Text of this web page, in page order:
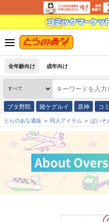
全年齢向け 成年向け
ブタ野郎 賭ケグルイ 原神 コ
とらのあな通販 同人アイテム ぱいそ